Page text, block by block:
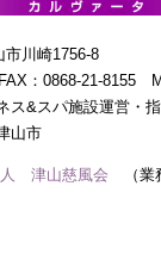
市川崎1756-8
：0868-21-8155
ス&スパ施設運営・
山市
人 津山慈風会
（業